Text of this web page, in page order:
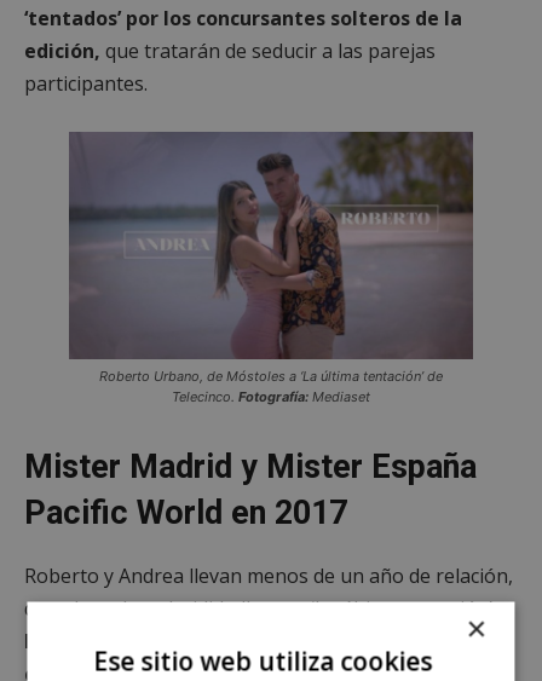
‘tentados’ por los concursantes solteros de la
edición, que tratarán de seducir a las parejas
participantes.
Roberto Urbano, de Móstoles a ‘La última tentación’ de
Telecinco. Fotografía: Mediaset
Mister Madrid y Mister España
Pacific World en 2017
Roberto y Andrea llevan menos de un año de relación,
que ahora han decidido llevar a ‘La última tentación’.
Natural de Móstoles
certamen Míster Madrid Pacific World y el Mister
×
Ese sitio web utiliza cookies